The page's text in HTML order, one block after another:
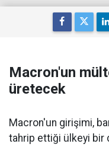
Macron'un
üretecek
Macron'un girişimi,
tahrip ettiği ülkeyi bir